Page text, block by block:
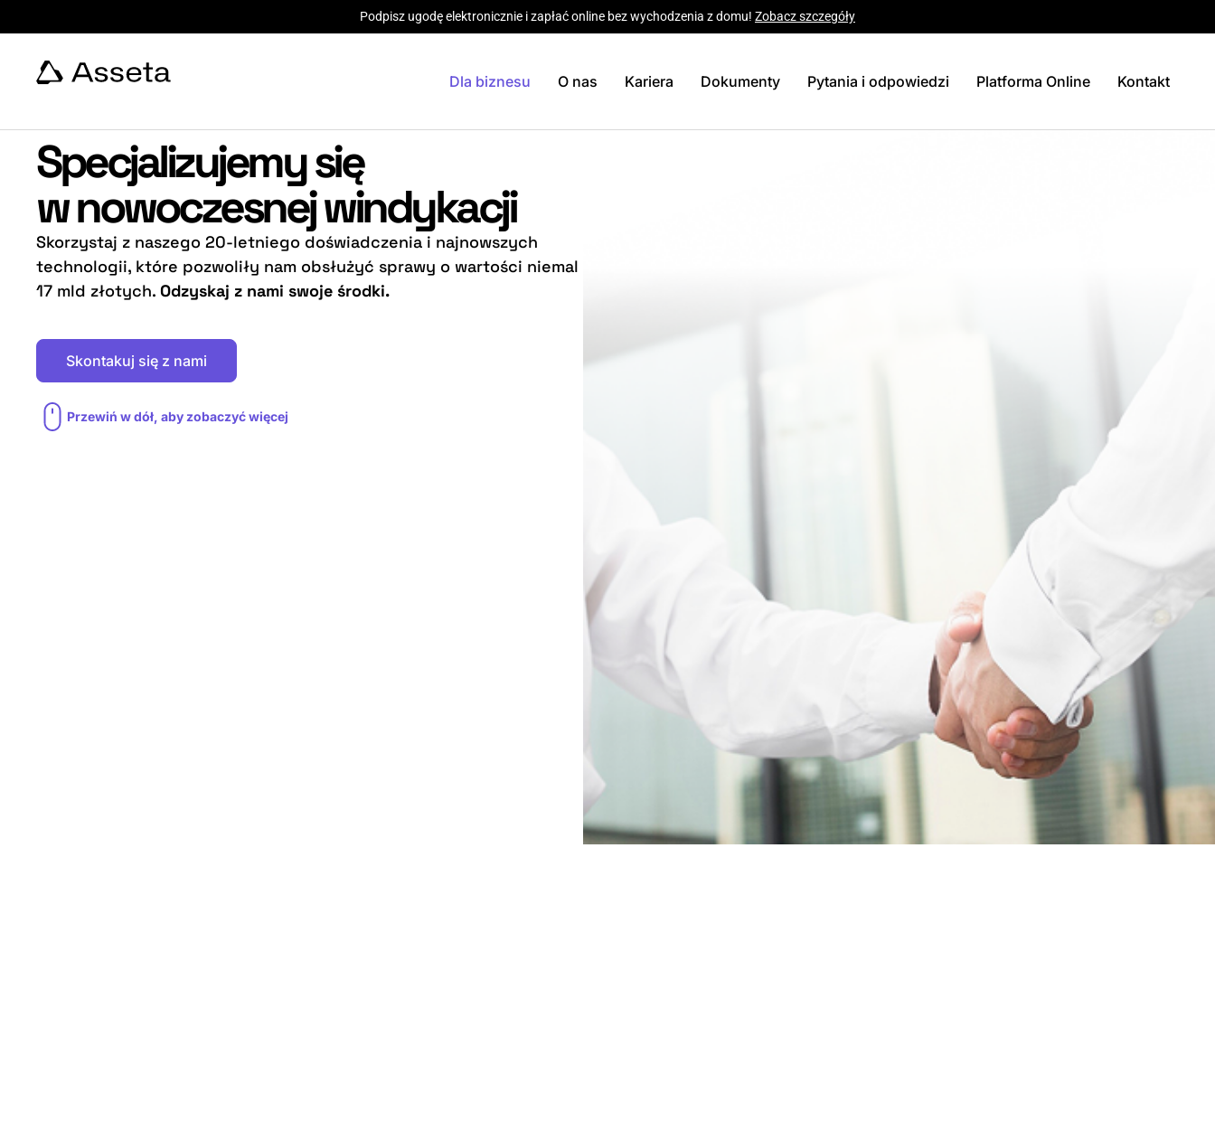
Podpisz ugodę elektronicznie i zapłać online bez wychodzenia z domu! Zobacz szczegóły
Dla biznesu O nas Kariera Dokumenty Pytania i odpowiedzi Platforma Online Kontakt
Specjalizujemy się
w nowoczesnej windykacji
Skorzystaj z naszego 20-letniego doświadczenia i najnowszych
technologii, które pozwoliły nam obsłużyć sprawy o wartości niemal
17 mld złotych. Odzyskaj z nami swoje środki.
Skontakuj się z nami
Przewiń w dół, aby zobaczyć więcej